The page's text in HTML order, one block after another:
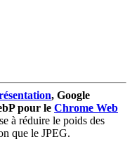
, Google
pour le Chrome Web
à réduire le poids des
que le JPEG.